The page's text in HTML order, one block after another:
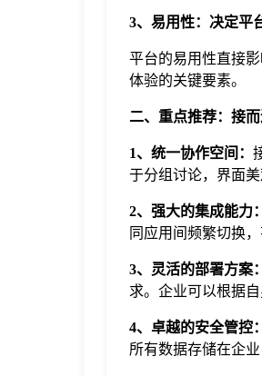
3、易用性：决定平
平台的易用性直接
体验的关键要素。
二、重点推荐：接
1、统一协作空间：
于分组讨论，界面
2、强大的集成能力：
同应用间频繁切换
3、灵活的部署方案：
求。企业可以根据
4、卓越的安全管控：
所有数据存储在企业